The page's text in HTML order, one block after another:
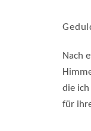
Nach
die
für